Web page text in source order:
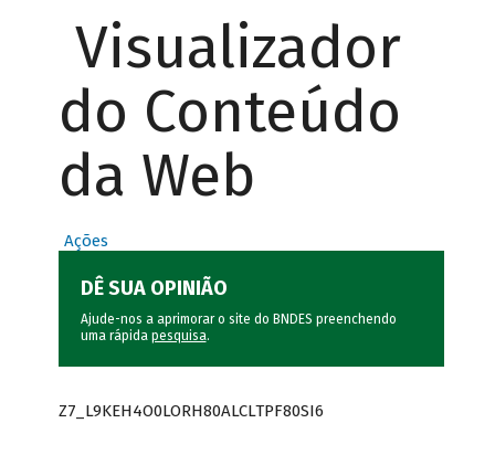
Visualizador
do Conteúdo
da Web
Ações
DÊ SUA OPINIÃO
Ajude-nos a aprimorar o site do BNDES preenchendo
uma rápida pesquisa.
Z7_L9KEH4O0LORH80ALCLTPF80SI6